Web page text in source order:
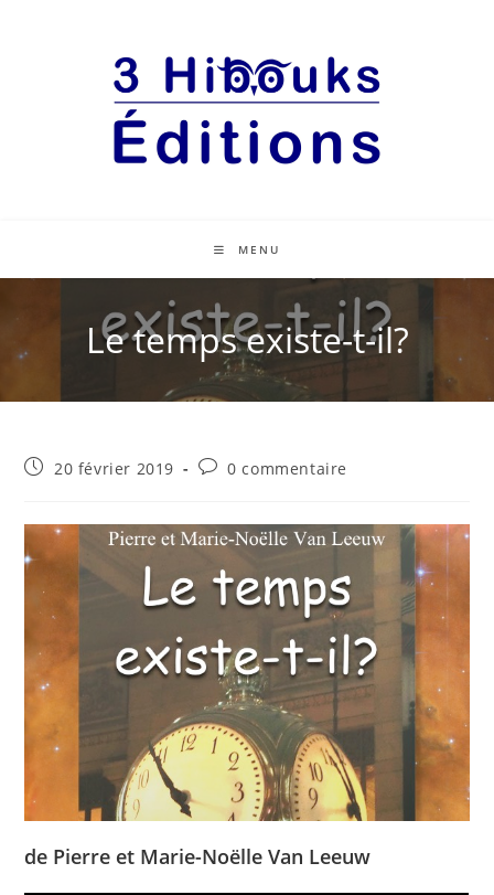
MENU
Le temps existe-t-il?
20 février 2019 0 commentaire
de Pierre et Marie-Noëlle Van Leeuw